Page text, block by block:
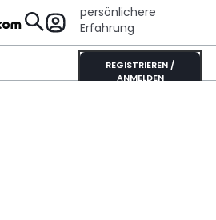
persönlichere
Erfahrung
REGISTRIEREN /
ANMELDEN